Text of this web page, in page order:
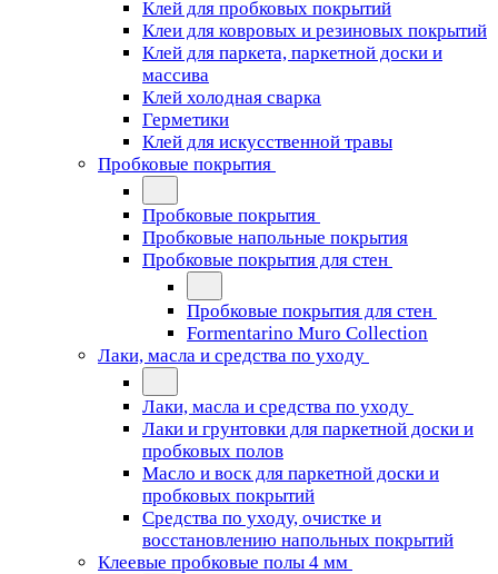
Клей для пробковых покрытий
Клеи для ковровых и резиновых покрытий
Клей для паркета, паркетной доски и
массива
Клей холодная сварка
Герметики
Клей для искусственной травы
Пробковые покрытия
Пробковые покрытия
Пробковые напольные покрытия
Пробковые покрытия для стен
Пробковые покрытия для стен
Formentarino Muro Collection
Лаки, масла и средства по уходу
Лаки, масла и средства по уходу
Лаки и грунтовки для паркетной доски и
пробковых полов
Масло и воск для паркетной доски и
пробковых покрытий
Средства по уходу, очистке и
восстановлению напольных покрытий
Клеевые пробковые полы 4 мм